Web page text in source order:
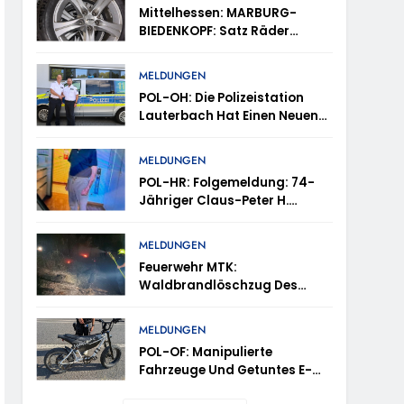
– TRuP-Spezialisten Decken Gleich Mehrere
Vermisst
Und Taunusstein-Seitzenhahn –
Erbeten Und Wer Hat Den Fahrraddieb
Mittelhessen: MARBURG-
BIEDENKOPF: Satz Räder
MELDUNGEN
POL-OH: Die Polizeistation
Lauterbach Hat Einen Neuen
Markus Höfer
MELDUNGEN
POL-HR: Folgemeldung: 74-
Jähriger Claus-Peter H.
Veröffentlichung Eines Fotos
MELDUNGEN
Feuerwehr MTK:
Waldbrandlöschzug Des
Unterstützt Bei Waldbrand Im
Rheingau-Taunus-Kreis –
Rund 45 Einsatzkräfte
Sicherten In Schwierigem
MELDUNGEN
POL-OF: Manipulierte
Fahrzeuge Und Getuntes E-